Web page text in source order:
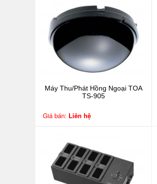
Máy Thu/Phát Hồng Ngoại TOA
TS-905
Giá bán: Liên hệ